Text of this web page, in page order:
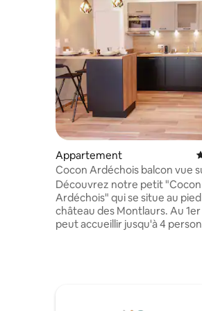
Appartement
Cocon Ardéchois balcon vue
château
Découvrez notre petit "Cocon
Ardéchois" qui se situe au
château des Montlaurs. Au
peut accueillir jusqu'à 4
Totalement refait à neuf, il
par son charme et son